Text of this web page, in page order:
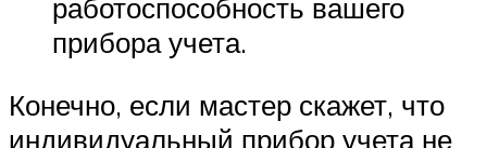
работоспособность вашего
прибора учета.
Конечно, если мастер скажет, что
индивидуальный прибор учета не